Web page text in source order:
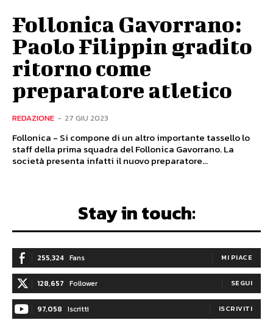
Follonica Gavorrano:
Paolo Filippin gradito
ritorno come
preparatore atletico
REDAZIONE - 27 GIU 2023
Follonica - Si compone di un altro importante tassello lo
staff della prima squadra del Follonica Gavorrano. La
società presenta infatti il nuovo preparatore...
Stay in touch:
255,324 Fans MI PIACE
128,657 Follower SEGUI
97,058 Iscritti ISCRIVITI